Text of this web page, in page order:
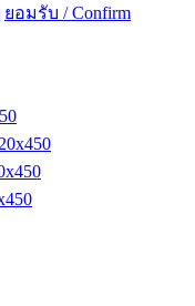
ยอมรับ / Confirm